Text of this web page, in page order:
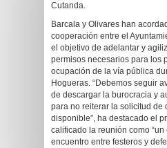
Cutanda.
Barcala y Olivares han
cooperación entre el
el objetivo de adelantar y
permisos necesarios para los
ocupación de la vía pública
Hogueras. “Debemos seguir
de descargar la burocracia y
para no reiterar la solicitud de
disponible”, ha destacado el
calificado la reunión como
encuentro entre festeros y